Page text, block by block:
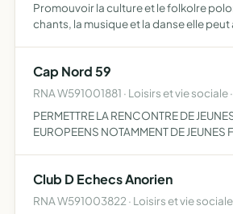
Promouvoir la culture et le folkolre
chants, la musique et la danse elle
Cap Nord 59
RNA W591001881 · Loisirs et vie
PERMETTRE LA RENCONTRE DE
EUROPEENS NOTAMMENT DE JEUNES
PRATIQUE DE LANGUES ETRANGERES
DISCUSSI…
Club D Echecs Anorien
RNA W591003822 · Loisirs et vie